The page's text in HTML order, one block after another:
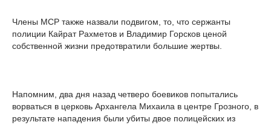
Члены МСР также назвали подвигом, то, что сержанты
полиции Кайрат Рахметов и Владимир Горсков ценой
собственной жизни предотвратили большие жертвы.
Напомним, два дня назад четверо боевиков попытались
ворваться в церковь Архангела Михаила в центре Грозного, в
результате нападения были убиты двое полицейских из